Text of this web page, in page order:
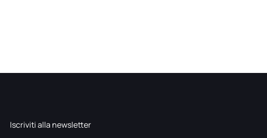
Iscriviti alla newsletter